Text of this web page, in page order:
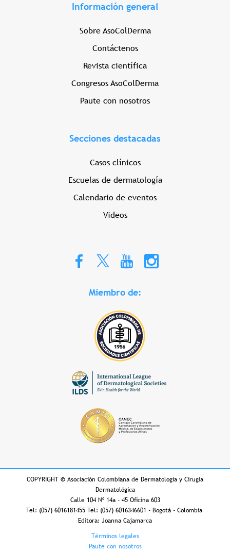
Información general
Sobre AsoColDerma
Contáctenos
Revista científica
Congresos AsoColDerma
Paute con nosotros
Secciones destacadas
Casos clínicos
Escuelas de dermatología
Calendario de eventos
Videos
Miembro de:
COPYRIGHT © Asociación Colombiana de Dermatología y Cirugía
Dermatológica
Calle 104 Nº 14a - 45 Oficina 603
Tel: (057) 6016181455 Tel: (057) 6016346601 - Bogotá - Colombia
Editora: Joanna Cajamarca
Términos legales
Paute con nosotros